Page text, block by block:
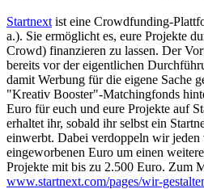
Startnext ist eine Crowdfunding-
a.). Sie ermöglicht es, eure Projekte
Crowd) finanzieren zu lassen. Der
bereits vor der eigentlichen
damit Werbung für die eigene Sache
"Kreativ Booster"-Matchingfonds
Euro für euch und eure Projekte auf
erhaltet ihr, sobald ihr selbst ein
einwerbt. Dabei verdoppeln wir
eingeworbenen Euro um einen
Projekte mit bis zu 2.500 Euro. Zum
www.startnext.com/pages/wir-